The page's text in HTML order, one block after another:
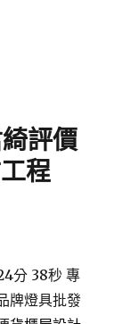
評價
程
分 38秒 專
牌燈具批發